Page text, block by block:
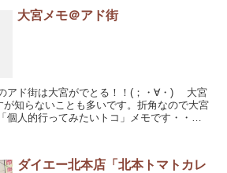
大宮メモ＠アド街
アド街は大宮がでとる！！(；・∀・) 大宮
が知らないことも多いです。折角なので大宮
個人的行ってみたいトコ」メモです・・・
ダイエー北本店「北本トマトカレ